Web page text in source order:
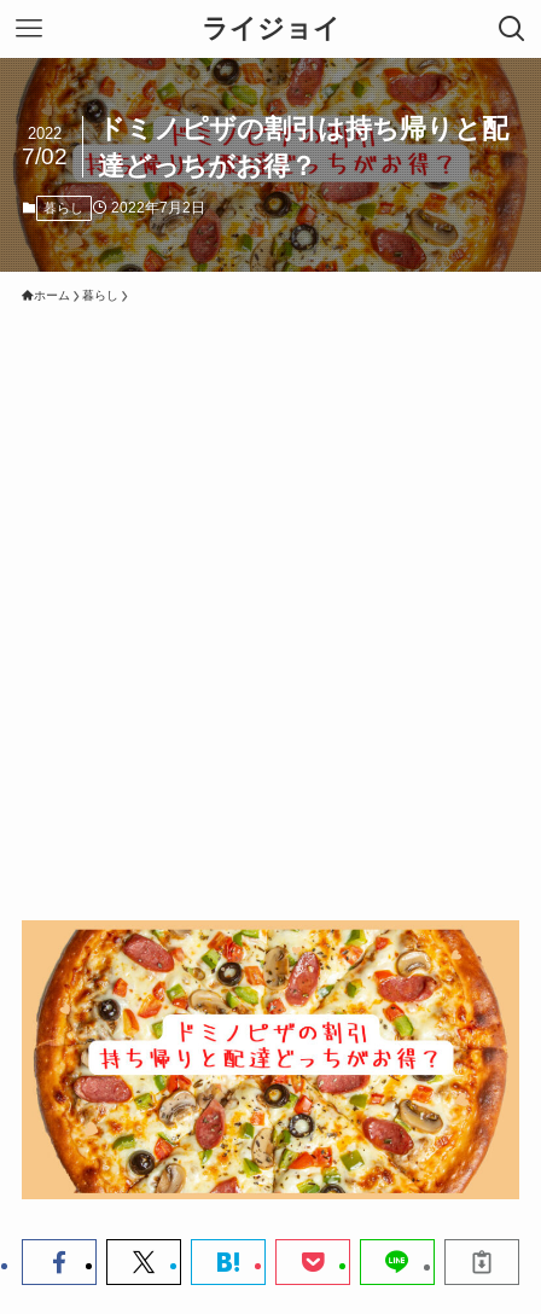
ライジョイ
ドミノピザの割引は持ち帰りと配
達どっちがお得？
2022
7/02
暮らし 2022年7月2日
ホーム 暮らし